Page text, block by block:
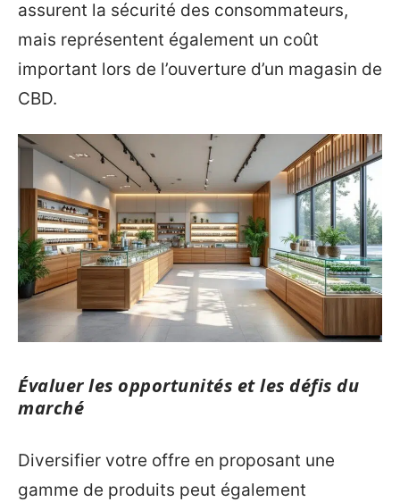
assurent la sécurité des consommateurs,
mais représentent également un coût
important lors de l’ouverture d’un magasin de
CBD.
Évaluer les opportunités et les défis du
marché
Diversifier votre offre en proposant une
gamme de produits peut également